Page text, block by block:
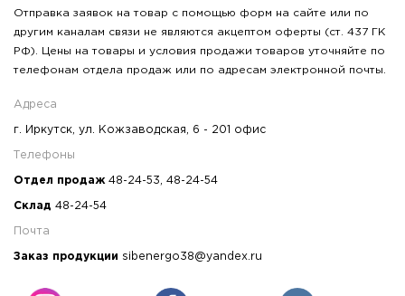
Отправка заявок на товар с помощью форм на сайте или по
другим каналам связи не являются акцептом оферты (ст. 437 ГК
РФ). Цены на товары и условия продажи товаров уточняйте по
телефонам отдела продаж или по адресам электронной почты.
Адреса
г. Иркутск, ул. Кожзаводская, 6 - 201 офис
Телефоны
Отдел продаж 48-24-53, 48-24-54
Склад 48-24-54
Почта
Заказ продукции sibenergo38@yandex.ru